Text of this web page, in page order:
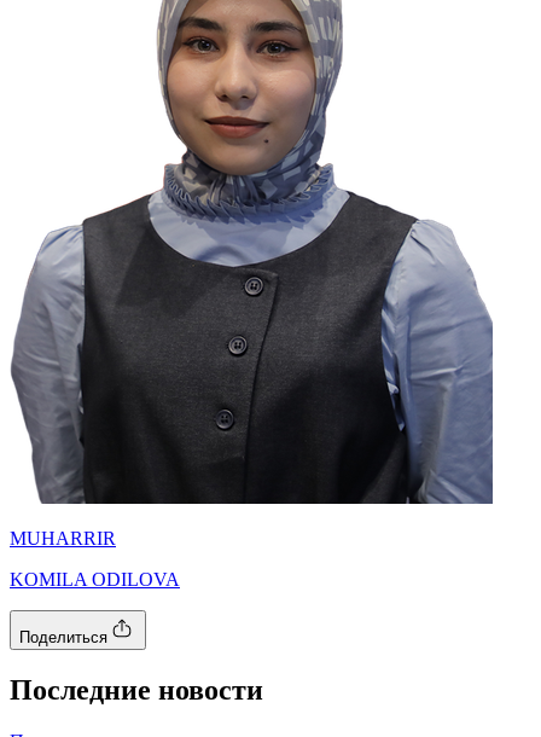
MUHARRIR
KOMILA ODILOVA
Поделиться
Последние новости